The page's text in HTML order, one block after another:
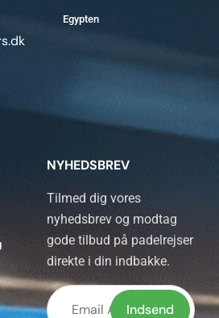
Egypten
NYHEDSBREV
Tilmed dig vores
nyhedsbrev og modtag
gode tilbud på padelrejser
direkte i din indbakke.